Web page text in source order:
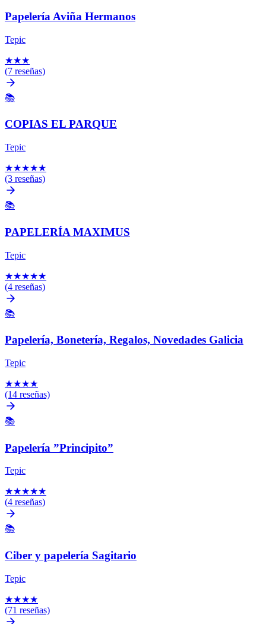
Papelería Aviña Hermanos
Tepic
★★★
(7 reseñas)
📚
COPIAS EL PARQUE
Tepic
★★★★★
(3 reseñas)
📚
PAPELERÍA MAXIMUS
Tepic
★★★★★
(4 reseñas)
📚
Papelería, Bonetería, Regalos, Novedades Galicia
Tepic
★★★★
(14 reseñas)
📚
Papelería ”Principito”
Tepic
★★★★★
(4 reseñas)
📚
Ciber y papelería Sagitario
Tepic
★★★★
(71 reseñas)